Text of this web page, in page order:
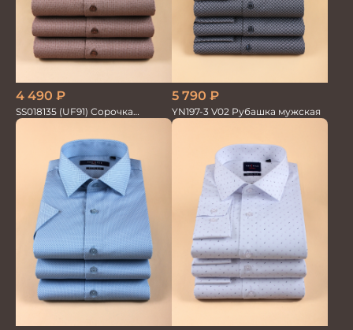
4 490 ₽
SS018135 (UF91) Сорочка
мужская GROSTYLE TRENDY
5 790 ₽
YN197-3 V02 Рубашка мужская